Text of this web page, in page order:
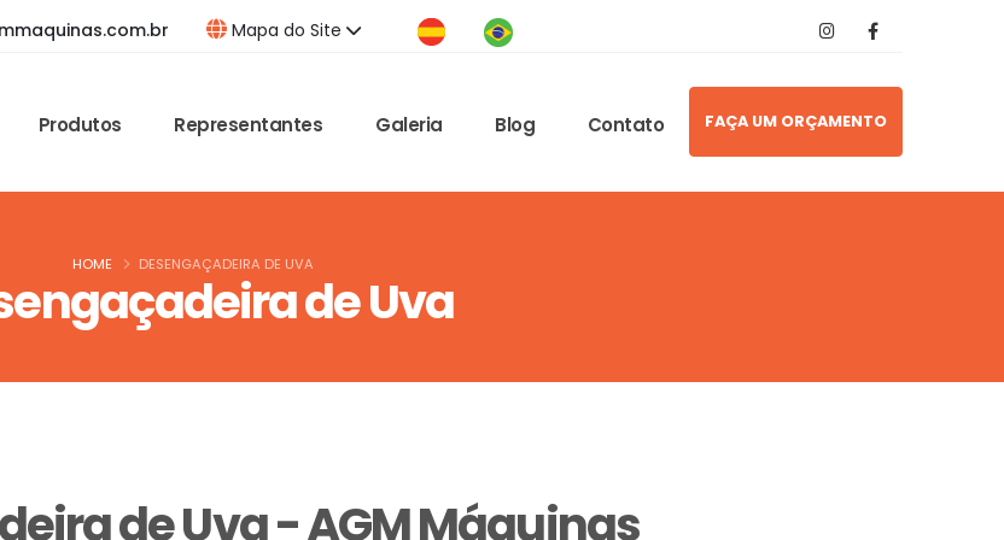
Mapa do Site
Produtos Representantes Galeria Blog Contato FAÇA UM ORÇAMENTO
de Uva
HOME DESENGAÇADEIRA DE UVA
de Uva - AGM Máquinas